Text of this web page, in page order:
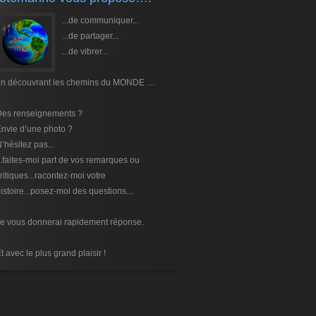
...de communiquer...
...de partager...
...de vibrer...
découvrant les chemins du MONDE …
renseignements ?
d’une photo ?
pas...
...faites-moi part de vos remarques ou
moi votre
moi des questions...
vous donnerai rapidement réponse.
avec le plus grand plaisir !